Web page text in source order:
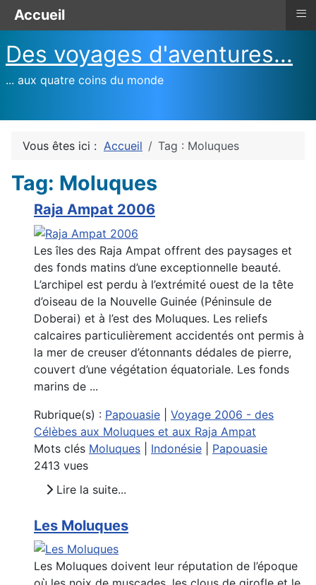
Des voyages d'aventures...
... aux quatre coins du monde
Vous êtes ici : Accueil Tag : Moluques
Tag: Moluques
Raja Ampat 2006
Les îles des Raja Ampat offrent des paysages et
des fonds matins d’une exceptionnelle beauté.
L’archipel est perdu à l’extrémité ouest de la tête
d’oiseau de la Nouvelle Guinée (Péninsule de
Doberai) et à l’est des Moluques. Les reliefs
calcaires particulièrement accidentés ont permis à
la mer de creuser d’étonnants dédales de pierre,
couvert d’une végétation équatoriale. Les fonds
marins de ...
Rubrique(s) : Papouasie
Voyage 2006 - des
Célèbes aux Moluques et aux Raja Ampat
Mots clés Moluques Indonésie
Papouasie
2413 vues
Lire la suite...
Les Moluques
Les Moluques doivent leur réputation de l’époque
Accueil ≡